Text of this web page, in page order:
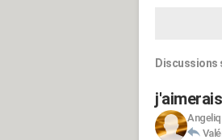
Discussions